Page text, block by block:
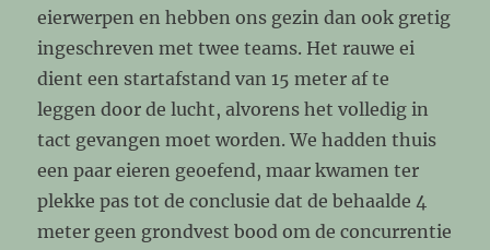
eierwerpen en hebben ons gezin dan ook gretig
ingeschreven met twee teams. Het rauwe ei
dient een startafstand van 15 meter af te
leggen door de lucht, alvorens het volledig in
tact gevangen moet worden. We hadden thuis
een paar eieren geoefend, maar kwamen ter
plekke pas tot de conclusie dat de behaalde 4
meter geen grondvest bood om de concurrentie